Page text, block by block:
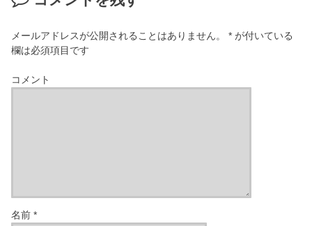
メールアドレスが公開されることはありません。 * が付いている
欄は必須項目です
コメント
名前*